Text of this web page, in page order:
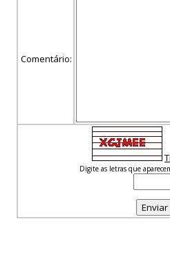
Comentário:
Digite as letras que